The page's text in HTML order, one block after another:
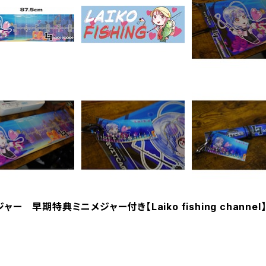
ー 早期特典ミニメジャー付き【Laiko fishing channel】